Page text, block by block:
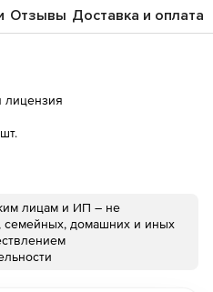
Отзывы Доставка и оплата
лицензия
лицам и ИП – не
семейных, домашних и иных